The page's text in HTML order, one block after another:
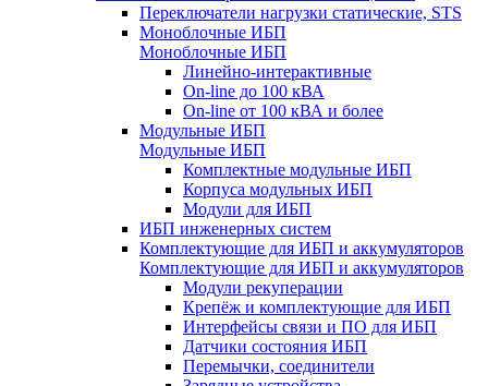
Переключатели нагрузки статические, STS
Моноблочные ИБП
Моноблочные ИБП
Линейно-интерактивные
On-line до 100 кВА
On-line от 100 кВА и более
Модульные ИБП
Модульные ИБП
Комплектные модульные ИБП
Корпуса модульных ИБП
Модули для ИБП
ИБП инженерных систем
Комплектующие для ИБП и аккумуляторов
Комплектующие для ИБП и аккумуляторов
Модули рекуперации
Крепёж и комплектующие для ИБП
Интерфейсы связи и ПО для ИБП
Датчики состояния ИБП
Перемычки, соединители